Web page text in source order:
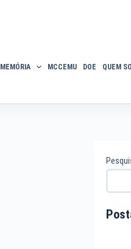
MEMÓRIA MCCEMU DOE QUEM